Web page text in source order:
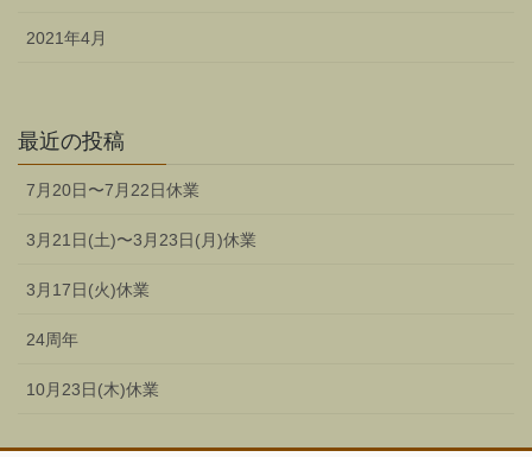
2021年4月
最近の投稿
7月20日〜7月22日休業
3月21日(土)〜3月23日(月)休業
3月17日(火)休業
24周年
10月23日(木)休業